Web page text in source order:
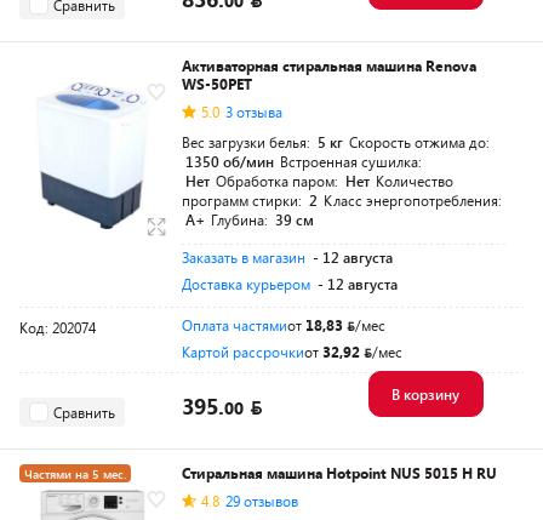
Сравнить
Активаторная стиральная машина Renova
WS-50PET
5.0 3 отзыва
Вес загрузки белья: 5 кг Скорость отжима до:
1350 об/мин Встроенная сушилка:
Нет Обработка паром: Нет Количество
программ стирки: 2 Класс энергопотребления:
A+ Глубина: 39 см
Заказать в магазин - 12 августа
Доставка курьером - 12 августа
Код: 202074 Оплата частямиот 18,83
/мес
Картой рассрочкиот32,92 /мес
Сравнить 395.00
В корзину
Частями на 5 мес.
Стиральная машина Hotpoint NUS 5015 H RU
4.8 29 отзывов